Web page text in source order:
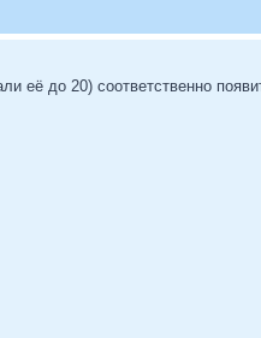
её до 20) соответственно